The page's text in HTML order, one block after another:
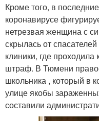
Кроме того, в
коронавирусе
нетрезвая женщина с
скрылась от
клиники, где проходила
штраф. В Тюмени
школьника , который в
улице якобы
составили